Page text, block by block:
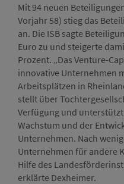
Mit 94 neuen
Vorjahr 58) stieg das
an. Die ISB sagte
Euro zu und steigerte
Prozent. „Das Venture-
innovative Unternehmen
Arbeitsplätzen in
stellt über
Verfügung und
Wachstum und der
Unternehmen. Nach
Unternehmen für andere
Hilfe des
erklärte Dexheimer.